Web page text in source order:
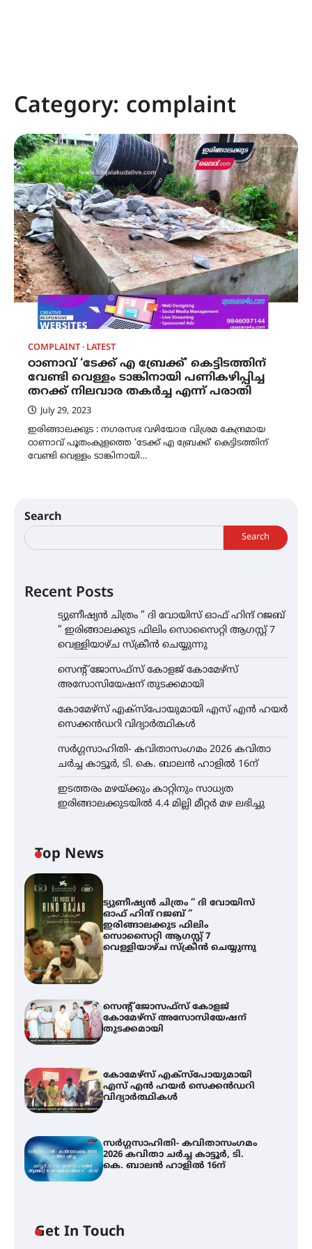
Category: complaint
COMPLAINT LATEST
ഠാണാവ് ‘ടേക്ക് എ ബ്രേക്ക്’ കെട്ടിടത്തിന്
വേണ്ടി വെള്ളം ടാങ്കിനായി പണികഴിപ്പിച്ച
തറക്ക് നിലവാര തകർച്ച എന്ന് പരാതി
July 29, 2023
ഇരിങ്ങാലക്കുട : നഗരസഭ വഴിയോര വിശ്രമ കേന്ദ്രമായ
ഠാണാവ് പൂതംകുളത്തെ ‘ടേക്ക് എ ബ്രേക്ക്’ കെട്ടിടത്തിന്
വേണ്ടി വെള്ളം ടാങ്കിനായി…
Search
Search
Recent Posts
ട്യുണീഷ്യൻ ചിത്രം ” ദി വോയിസ് ഓഫ് ഹിന്ദ് റജബ്
” ഇരിങ്ങാലക്കുട ഫിലിം സൊസൈറ്റി ആഗസ്റ്റ് 7
വെള്ളിയാഴ്ച സ്‌ക്രീൻ ചെയ്യുന്നു
സെന്റ് ജോസഫ്സ് കോളജ് കോമേഴ്‌സ്
അസോസിയേഷന് തുടക്കമായി
കോമേഴ്സ് എക്സ്പോയുമായി എസ് എൻ ഹയർ
സെക്കൻഡറി വിദ്യാർത്ഥികൾ
സർഗ്ഗസാഹിതി- കവിതാസംഗമം 2026 കവിതാ
ചർച്ച കാട്ടൂർ, ടി. കെ. ബാലൻ ഹാളിൽ 16ന്
ഇടത്തരം മഴയ്ക്കും കാറ്റിനും സാധ്യത
ഇരിങ്ങാലക്കുടയിൽ 4.4 മില്ലി മീറ്റർ മഴ ലഭിച്ചു
Top News
ട്യുണീഷ്യൻ ചിത്രം ” ദി വോയിസ്
ഓഫ് ഹിന്ദ് റജബ് ”
ഇരിങ്ങാലക്കുട ഫിലിം
സൊസൈറ്റി ആഗസ്റ്റ് 7
വെള്ളിയാഴ്ച സ്‌ക്രീൻ ചെയ്യുന്നു
സെന്റ് ജോസഫ്സ് കോളജ്
കോമേഴ്‌സ് അസോസിയേഷന്
തുടക്കമായി
കോമേഴ്സ് എക്സ്പോയുമായി
എസ് എൻ ഹയർ സെക്കൻഡറി
വിദ്യാർത്ഥികൾ
സർഗ്ഗസാഹിതി- കവിതാസംഗമം
2026 കവിതാ ചർച്ച കാട്ടൂർ, ടി.
കെ. ബാലൻ ഹാളിൽ 16ന്
Get In Touch